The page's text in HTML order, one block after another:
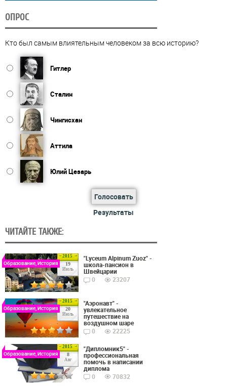
ОПРОС
Кто был самым влиятельным человеком за всю историю?
Гитлер
Сталин
Чингисхан
Аттила
Юлий Цезарь
Голосовать
Результаты
ЧИТАЙТЕ ТАКЖЕ:
2015
19
Июль
Образование, История
"Lyceum Alpinum Zuoz" -
школа-пансион в
Швейцарии
0
23207
2015
20
Июль
Образование, История
"Аэронавт" -
увлекательное
путешествие на
воздушном шаре
0
22225
2015
8
Авг
Образование, История
"Дипломник5" -
профессиональная
помочь в написании
диплома
0
70832